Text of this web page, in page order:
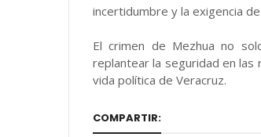
incertidumbre y la exigencia
El crimen de Mezhua no
replantear la seguridad en las
vida política de Veracruz.
COMPARTIR: